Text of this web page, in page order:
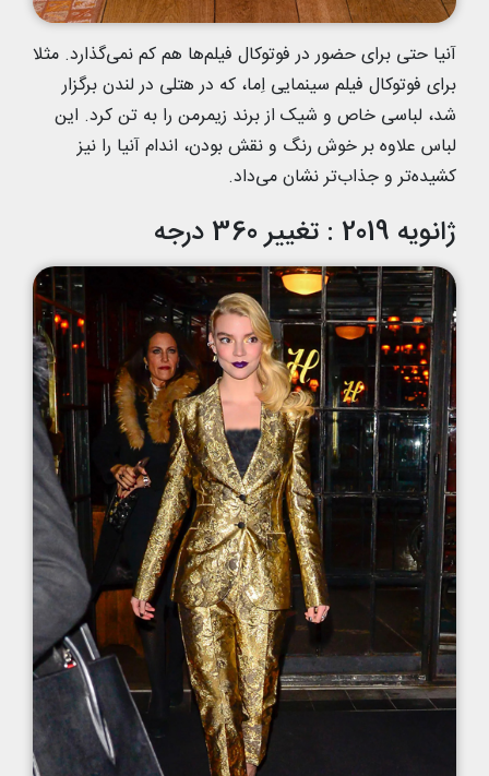
آنیا حتی برای حضور در فوتوکال فیلم‌ها هم کم نمی‌گذارد. مثلا
برای فوتوکال فیلم سینمایی اِما، که در هتلی در لندن برگزار
شد، لباسی خاص و شیک از برند زیمرمن را به تن کرد. این
لباس علاوه بر خوش رنگ و نقش بودن، اندام آنیا را نیز
کشیده‌تر و جذاب‌تر نشان می‌داد.
ژانویه 2019 : تغییر 360 درجه